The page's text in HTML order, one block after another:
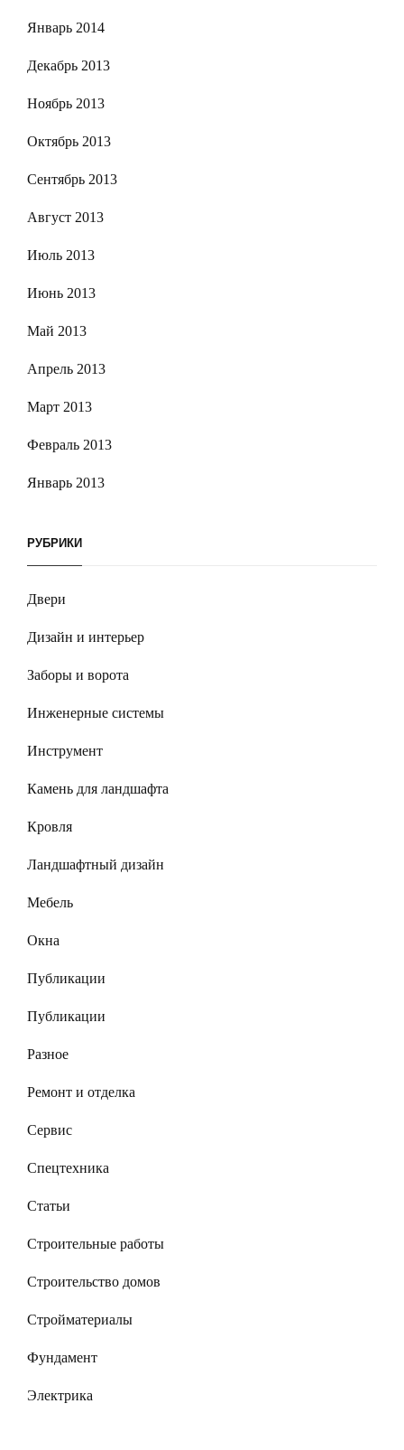
Январь 2014
Декабрь 2013
Ноябрь 2013
Октябрь 2013
Сентябрь 2013
Август 2013
Июль 2013
Июнь 2013
Май 2013
Апрель 2013
Март 2013
Февраль 2013
Январь 2013
РУБРИКИ
Двери
Дизайн и интерьер
Заборы и ворота
Инженерные системы
Инструмент
Камень для ландшафта
Кровля
Ландшафтный дизайн
Мебель
Окна
Публикации
Публикации
Разное
Ремонт и отделка
Сервис
Спецтехника
Статьи
Строительные работы
Строительство домов
Стройматериалы
Фундамент
Электрика